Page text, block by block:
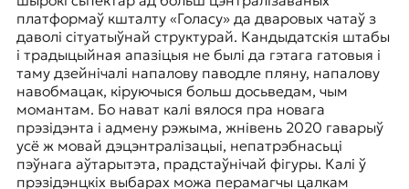
платформаў кшталту «Голасу» да дваровых чатаў з
даволі сітуатыўнай структурай. Кандыдатскія штабы
і традыцыйная апазіцыя не былі да гэтага гатовыя і
таму дзейнічалі напалову паводле пляну, напалову
навобмацак, кіруючыся больш досьведам, чым
момантам. Бо нават калі вялося пра новага
прэзідэнта і адмену рэжыма, жнівень 2020 гаварыў
усё ж мовай дэцэнтралізацыі, непатрэбнасьці
пэўнага аўтарытэта, прадстаўнічай фігуры. Калі ў
прэзідэнцкіх выбарах можа перамагчы цалкам